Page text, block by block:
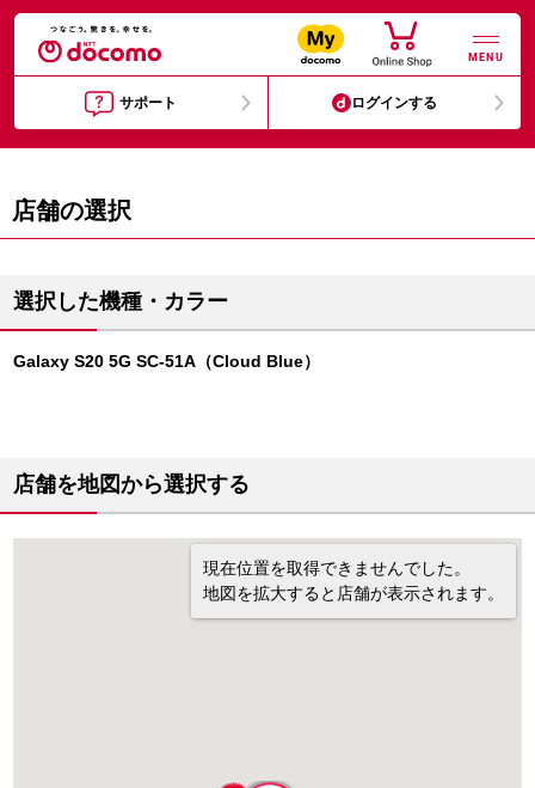
MENU
サポート ログインする
店舗の選択
選択した機種・カラー
Galaxy S20 5G SC-51A（Cloud Blue）
店舗を地図から選択する
現在位置を取得できませんでした。
地図を拡大すると店舗が表示されます。